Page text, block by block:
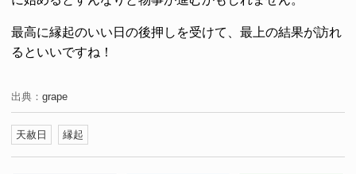
最高に縁起のいい日の後押しを受けて、最上の結果が訪れ
るといいですね！
出典： grape
天赦日 縁起